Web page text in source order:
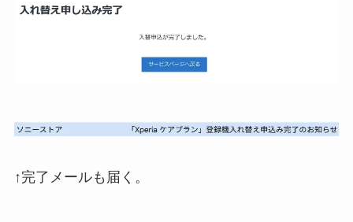
↑完了メールも届く。